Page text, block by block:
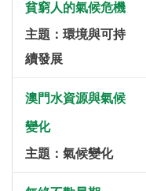
貧窮人的氣候危機
主題：環境與可持
續發展
澳門水資源與氣候
變化
主題：氣候變化